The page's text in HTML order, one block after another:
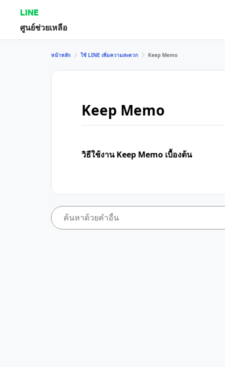
LINE
ศูนย์ช่วยเหลือ
หน้าหลัก ใช้ LINE เพิ่มความสะดวก Keep Memo
Keep Memo
วิธีใช้งาน Keep Memo เบื้องต้น